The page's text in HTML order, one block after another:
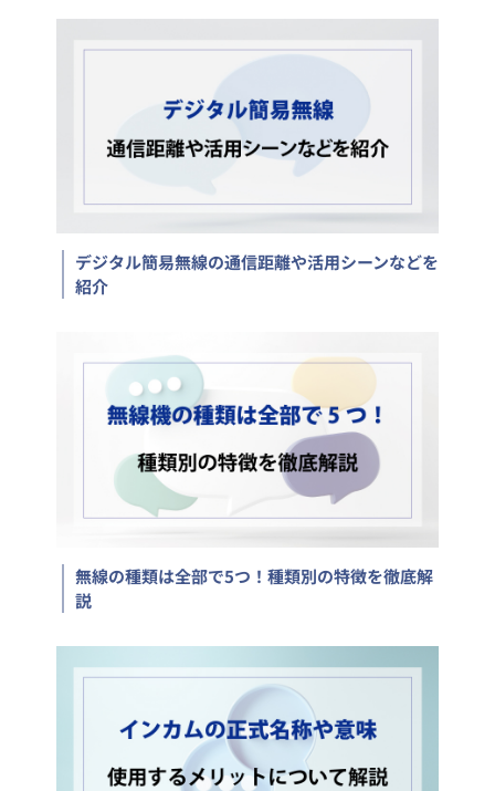
デジタル簡易無線の通信距離や活用シーンなどを
紹介
無線の種類は全部で5つ！種類別の特徴を徹底解
説